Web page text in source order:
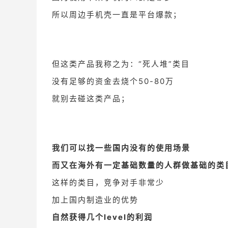
所以周边手机壳一直是平台爆款；
但这类产品我称之为：“死人堆”类目
没有足够的资金去烧个50-80万
就别去碰这类产品；
我们可以找一些国内没有的使用场景
而又在海外有一定基础数量的人群做基础的类
这样的类目，竞争对手非常少
加上国内制造业的优势
自然获得几个level的利润